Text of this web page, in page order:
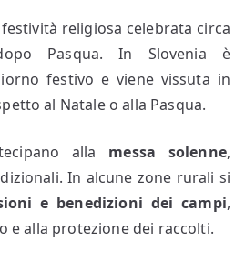
religiosa celebrata circa
Pasqua. In Slovenia è
festivo e viene vissuta in
al Natale o alla Pasqua.
alla messa solenne,
In alcune zone rurali si
e benedizioni dei campi,
e alla protezione dei raccolti.